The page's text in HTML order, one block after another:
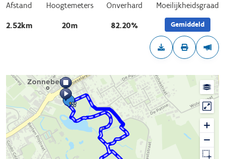
Afstand
2.52km
Hoogtemeters
20m
Onverhard
82.20%
Moeilijkheidsgraad
Gemiddeld